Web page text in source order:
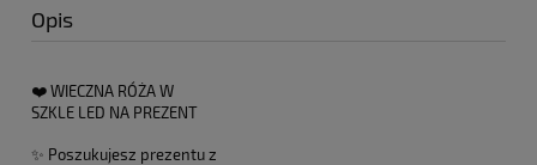
Opis
❤️ WIECZNA RÓŻA W
SZKLE LED NA PREZENT
✨ Poszukujesz prezentu z